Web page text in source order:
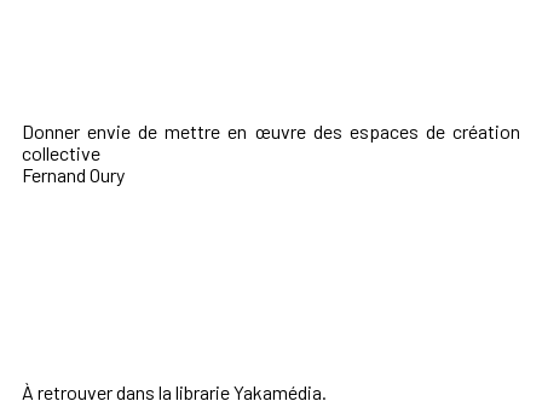
Donner envie de mettre en œuvre des espaces de création
collective
Fernand Oury
À retrouver dans la librarie Yakamédia.